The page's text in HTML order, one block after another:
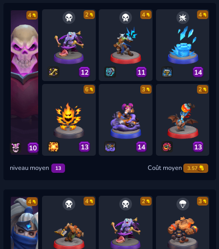
4
10
2
12
4
11
4
14
6
13
3
14
2
13
niveau moyen 13 Coût moyen 3.57
4 4 2 3